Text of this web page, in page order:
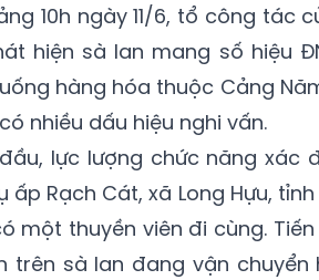
10h ngày 11/6, tổ công tác
hiện sà lan mang số hiệu
hàng hóa thuộc Cảng
nhiều dấu hiệu nghi vấn.
lực lượng chức năng xác
ấp Rạch Cát, xã Long Hựu,
một thuyền viên đi cùng.
trên sà lan đang vận chuyển